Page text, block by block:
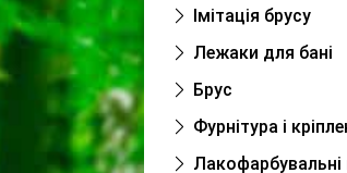
Імітація брусу
Лежаки для банi
Брус
Фурнітура і
Лакофарбувальні